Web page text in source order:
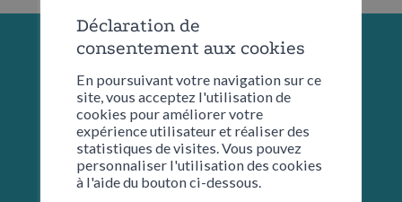
Déclaration de
consentement aux cookies
En poursuivant votre navigation sur ce
site, vous acceptez l'utilisation de
cookies pour améliorer votre
expérience utilisateur et réaliser des
statistiques de visites. Vous pouvez
personnaliser l'utilisation des cookies
à l'aide du bouton ci-dessous.